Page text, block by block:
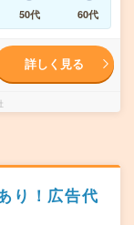
50代 60代
詳しく見る
り！広告代